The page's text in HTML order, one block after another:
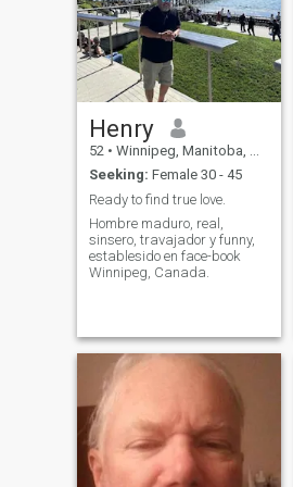
Henry
52 • Winnipeg, Manitoba, Canada
Seeking: Female 30 - 45
Ready to find true love.
Hombre maduro, real,
sinsero, travajador y funny,
establesido en face-book
Winnipeg, Canada.